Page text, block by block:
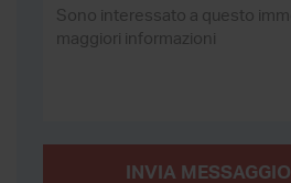
INVIA MESSAGGIO